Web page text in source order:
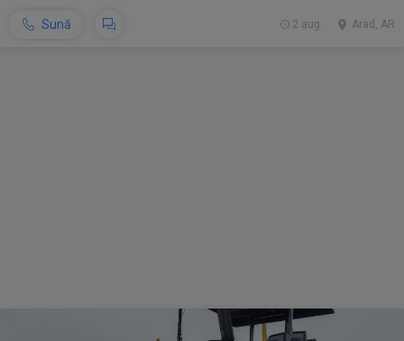
Sună Arad, AR
2 aug.